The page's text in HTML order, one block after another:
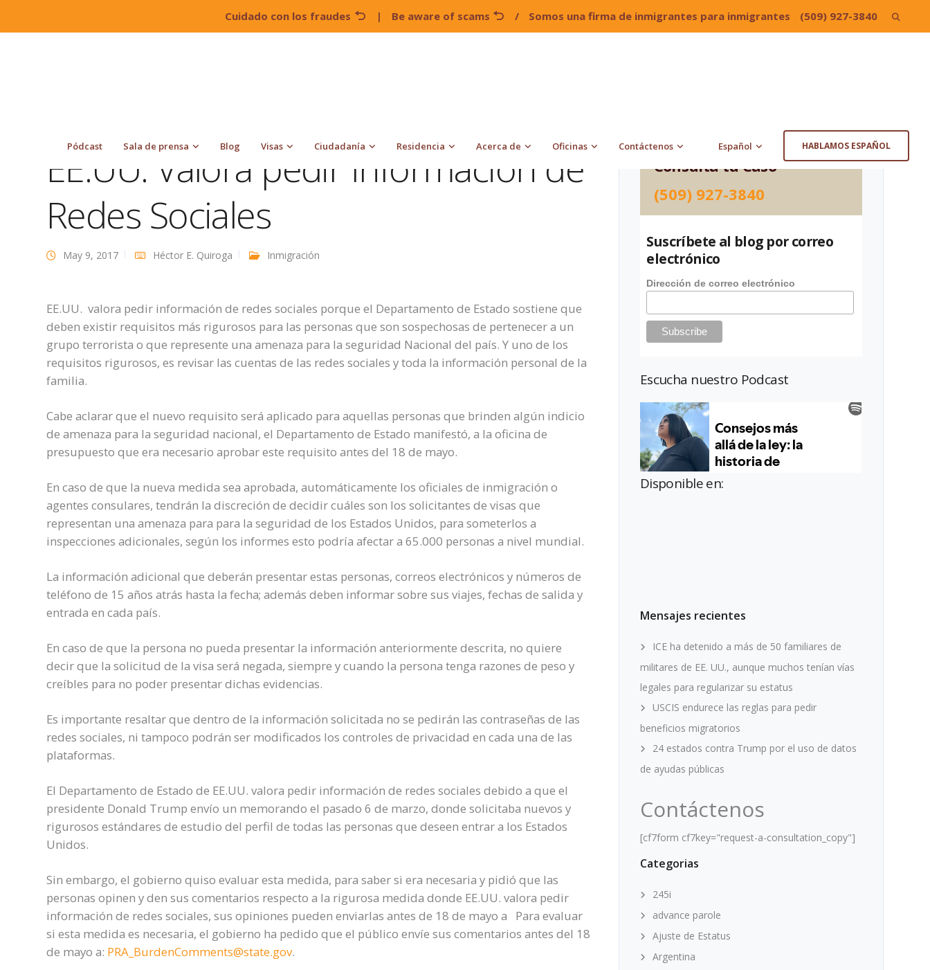
Cuidado con los fraudes | Be aware of scams / Somos una firma de inmigrantes para inmigrantes (509) 927-3840 Search
Pódcast Sala de prensa Blog Visas Ciudadanía Residencia Acerca de Oficinas Contáctenos Español HABLAMOS ESPAÑOL
EE.UU. Valora pedir Información de
Redes Sociales
May 9, 2017 Héctor E. Quiroga Inmigración
EE.UU. valora pedir información de redes sociales porque el Departamento de Estado sostiene que
deben existir requisitos más rigurosos para las personas que son sospechosas de pertenecer a un
grupo terrorista o que represente una amenaza para la seguridad Nacional del país. Y uno de los
requisitos rigurosos, es revisar las cuentas de las redes sociales y toda la información personal de la
familia.
Cabe aclarar que el nuevo requisito será aplicado para aquellas personas que brinden algún indicio
de amenaza para la seguridad nacional, el Departamento de Estado manifestó, a la oficina de
presupuesto que era necesario aprobar este requisito antes del 18 de mayo.
En caso de que la nueva medida sea aprobada, automáticamente los oficiales de inmigración o
agentes consulares, tendrán la discreción de decidir cuáles son los solicitantes de visas que
representan una amenaza para para la seguridad de los Estados Unidos, para someterlos a
inspecciones adicionales, según los informes esto podría afectar a 65.000 personas a nivel mundial.
La información adicional que deberán presentar estas personas, correos electrónicos y números de
teléfono de 15 años atrás hasta la fecha; además deben informar sobre sus viajes, fechas de salida y
entrada en cada país.
En caso de que la persona no pueda presentar la información anteriormente descrita, no quiere
decir que la solicitud de la visa será negada, siempre y cuando la persona tenga razones de peso y
creíbles para no poder presentar dichas evidencias.
Es importante resaltar que dentro de la información solicitada no se pedirán las contraseñas de las
redes sociales, ni tampoco podrán ser modificados los controles de privacidad en cada una de las
plataformas.
El Departamento de Estado de EE.UU. valora pedir información de redes sociales debido a que el
presidente Donald Trump envío un memorando el pasado 6 de marzo, donde solicitaba nuevos y
rigurosos estándares de estudio del perfil de todas las personas que deseen entrar a los Estados
Unidos.
Sin embargo, el gobierno quiso evaluar esta medida, para saber si era necesaria y pidió que las
personas opinen y den sus comentarios respecto a la rigurosa medida donde EE.UU. valora pedir
información de redes sociales, sus opiniones pueden enviarlas antes de 18 de mayo a Para evaluar
si esta medida es necesaria, el gobierno ha pedido que el público envíe sus comentarios antes del 18
de mayo a: PRA_BurdenComments@state.gov.
Consulta tu Caso
(509) 927-3840
Suscríbete al blog por correo
electrónico
Dirección de correo electrónico
Escucha nuestro Podcast
Disponible en:
Mensajes recientes
ICE ha detenido a más de 50 familiares de
militares de EE. UU., aunque muchos tenían vías
legales para regularizar su estatus
USCIS endurece las reglas para pedir
beneficios migratorios
24 estados contra Trump por el uso de datos
de ayudas públicas
Contáctenos
[cf7form cf7key="request-a-consultation_copy"]
Categorias
245i
advance parole
Ajuste de Estatus
Argentina